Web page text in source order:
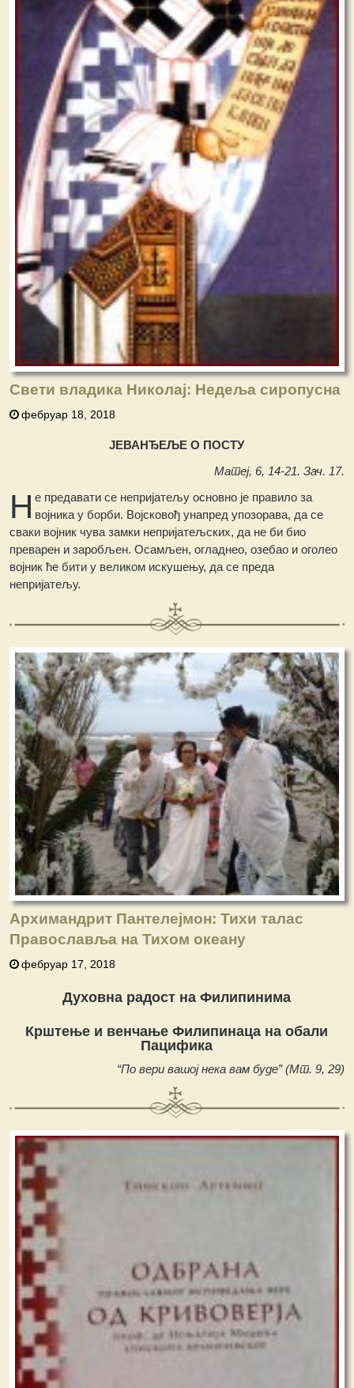
Свети владика Николај: Недеља сиропусна
фебруар 18, 2018
ЈЕВАНЂЕЉЕ О ПОСТУ
Матеј, 6, 14-21. Зач. 17.
Н е предавати се непријатељу основно је правило за
војника у борби. Војсковођ унапред упозорава, да се
сваки војник чува замки непријатељских, да не би био
преварен и заробљен. Осамљен, огладнео, озебао и оголео
војник ће бити у великом искушењу, да се преда
непријатељу.
Архимандрит Пантелејмон: Тихи талас
Православља на Тихом океану
фебруар 17, 2018
Духовна радост на Филипинима
Крштење и венчање Филипинаца на обали
Пацифика
“По вери вашој нека вам буде” (Мт. 9, 29)